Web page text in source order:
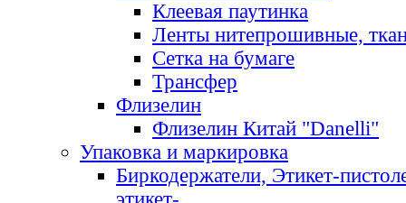
Клеевая паутинка
Ленты нитепрошивные,
Сетка на бумаге
Трансфер
Флизелин
Флизелин Китай "Danelli"
Упаковка и маркировка
Биркодержатели, Этикет-